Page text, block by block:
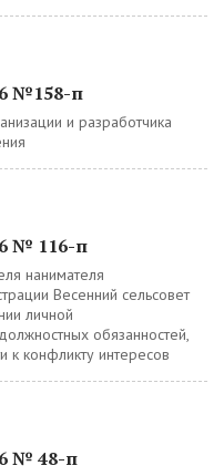
№158-п
и разработчика
№ 116-п
нанимателя
Весенний сельсовет
личной
обязанностей,
к конфликту интересов
№ 48-п